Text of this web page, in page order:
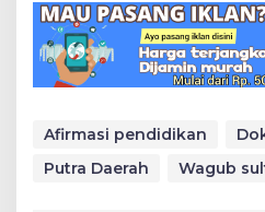
Afirmasi pendidikan
Putra Daerah
Wagub